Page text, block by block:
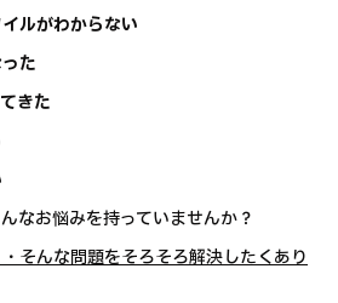
ルがわからない
た
きた
なお悩みを持っていませんか？
そんな問題をそろそろ解決したくあり